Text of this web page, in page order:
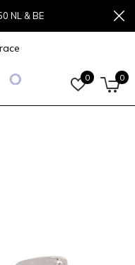
0 0
NL & BE